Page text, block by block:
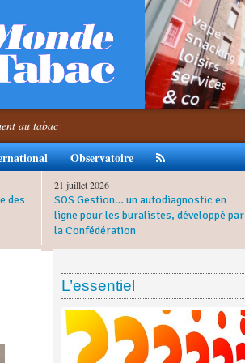
au tabac
Observatoire
des
21 juillet 2026
SOS Gestion… un autodiagnostic en
ligne pour les buralistes, développé par
la Confédération
L’essentiel